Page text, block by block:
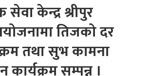
केन्द्र श्रीपुर
तिजको दर
तथा सुभ कामना
कार्यक्रम सम्पन्न ।